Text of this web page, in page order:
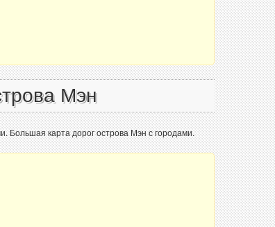
Мэн
Большая карта дорог острова Мэн с городами.